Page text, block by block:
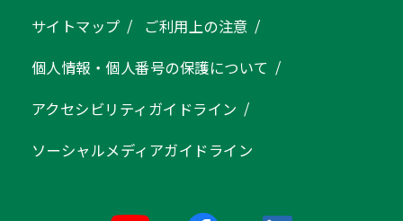
サイトマップ
ご利用上の注意
個人情報・個人番号の保護について
アクセシビリティガイドライン
ソーシャルメディアガイドライン